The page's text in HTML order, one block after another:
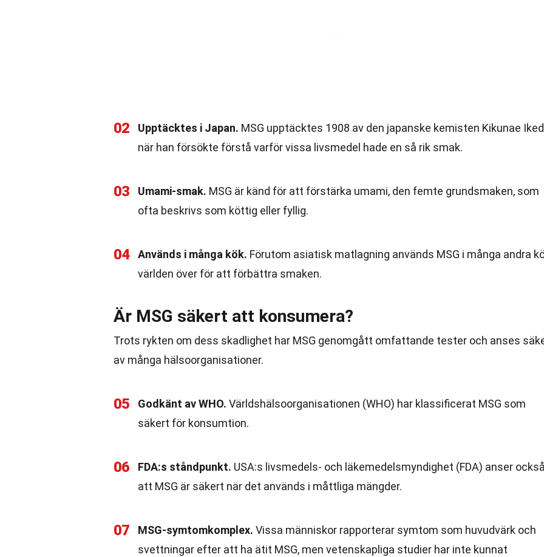
02 Upptäcktes i Japan. MSG upptäcktes 1908 av den japanske kemisten Kikunae
när han försökte förstå varför vissa livsmedel hade en så rik smak.
03 Umami-smak. MSG är känd för att förstärka umami, den femte grundsmaken, som
ofta beskrivs som köttig eller fyllig.
04 Används i många kök. Förutom asiatisk matlagning används MSG i många andra
världen över för att förbättra smaken.
Är MSG säkert att konsumera?
Trots rykten om dess skadlighet har MSG genomgått omfattande tester och anses
av många hälsoorganisationer.
05 Godkänt av WHO. Världshälsoorganisationen (WHO) har klassificerat MSG som
säkert för konsumtion.
06 FDA:s ståndpunkt. USA:s livsmedels- och läkemedelsmyndighet (FDA) anser
att MSG är säkert när det används i måttliga mängder.
07 MSG-symtomkomplex. Vissa människor rapporterar symtom som huvudvärk och
svettningar efter att ha ätit MSG, men vetenskapliga studier har inte kunnat